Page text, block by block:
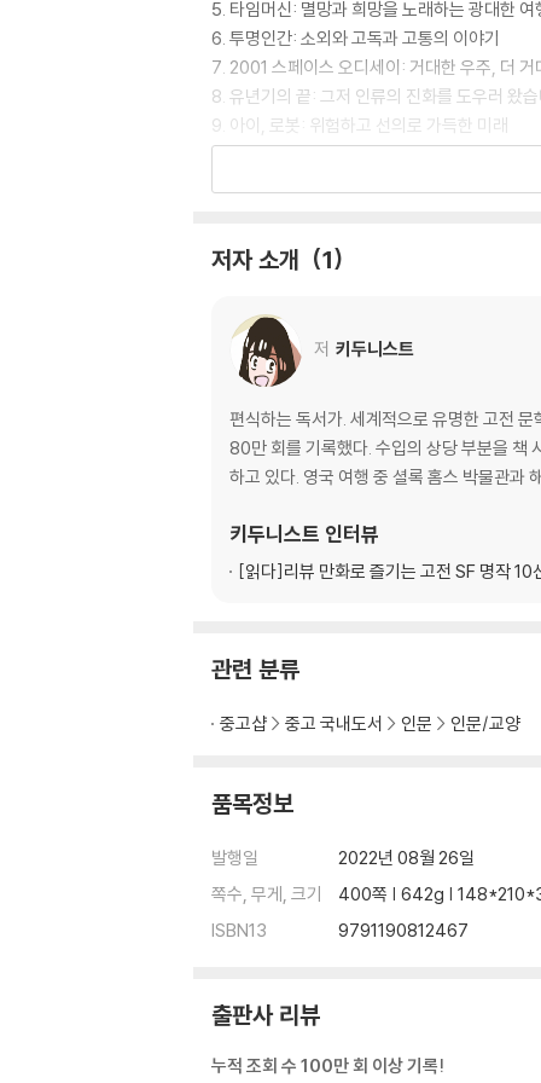
5. 타임머신: 멸망과 희망을 노래하는 광대한 여
6. 투명인간: 소외와 고독과 고통의 이야기
7. 2001 스페이스 오디세이: 거대한 우주, 더 거
8. 유년기의 끝: 그저 인류의 진화를 도우러 왔
9. 아이, 로봇: 위험하고 선의로 가득한 미래
10. ‘파운데이션’ 시리즈: 미래를 바로잡는 거대
저자 소개 1
저 키두니스트
편식하는 독서가. 세계적으로 유명한 고전
80만 회를 기록했다. 수입의 상당 부분을 책
하고 있다. 영국 여행 중 셜록 홈스 박물관과
키두니스트 인터뷰
[읽다]리뷰 만화로 즐기는 고전 SF 명작 10
관련 분류
중고샵 중고 국내도서 인문 인문/교양
품목정보
발행일
2022년 08월 26일
쪽수, 무게, 크기
400쪽 | 642g |
ISBN13
9791190812467
출판사 리뷰
누적 조회 수 100만 회 이상 기록!